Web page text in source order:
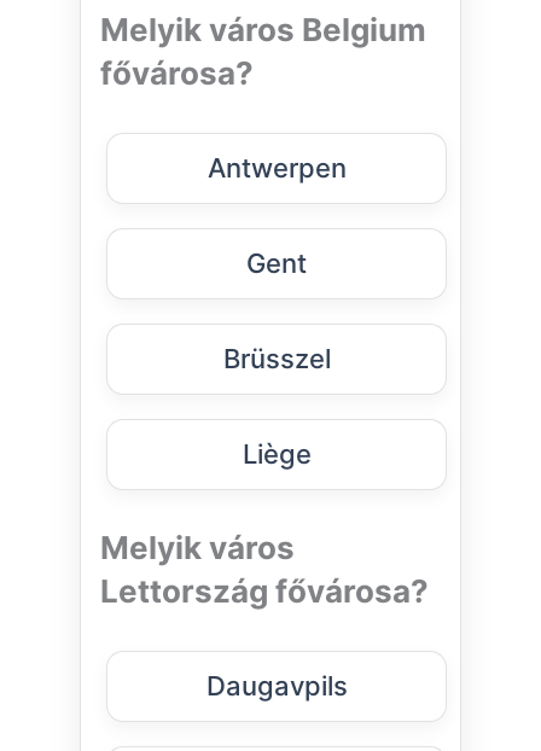
Melyik város Belgium
fővárosa?
Antwerpen
Gent
Brüsszel
Liège
Melyik város
Lettország fővárosa?
Daugavpils